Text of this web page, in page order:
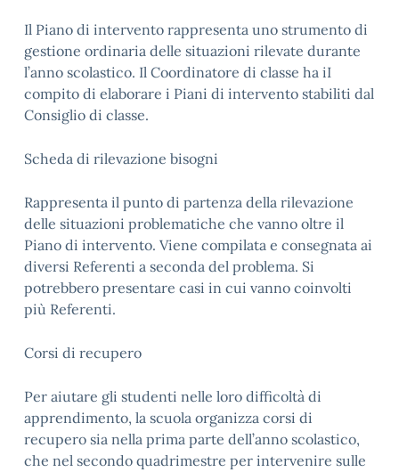
Il Piano di intervento rappresenta uno strumento di
gestione ordinaria delle situazioni rilevate durante
l’anno scolastico. Il Coordinatore di classe ha iI
compito di elaborare i Piani di intervento stabiliti dal
Consiglio di classe.
Scheda di rilevazione bisogni
Rappresenta il punto di partenza della rilevazione
delle situazioni problematiche che vanno oltre il
Piano di intervento. Viene compilata e consegnata ai
diversi Referenti a seconda del problema. Si
potrebbero presentare casi in cui vanno coinvolti
più Referenti.
Corsi di recupero
Per aiutare gli studenti nelle loro difficoltà di
apprendimento, la scuola organizza corsi di
recupero sia nella prima parte dell’anno scolastico,
che nel secondo quadrimestre per intervenire sulle